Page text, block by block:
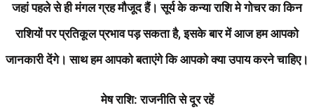
जहां पहले से ही मंगल ग्रह मौजूद हैं। सूर्य के कन्या राशि मे गोचर का किन
राशियों पर प्रतिकूल प्रभाव पड़ सकता है, इसके बार में आज हम आपको
जानकारी देंगे। साथ हम आपको बताएंगे कि आपको क्या उपाय करने चाहिए।
मेष राशि: राजनीति से दूर रहें